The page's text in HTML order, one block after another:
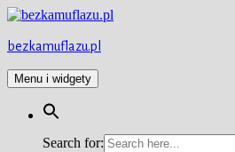
Przejdź
treści
bezkamuflazu.pl
Menu i widgety
Search for: